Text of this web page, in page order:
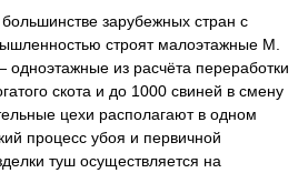
зарубежных стран с
строят малоэтажные М.
из расчёта переработки
скота и до 1000 свиней в смену
цехи располагают в одном
процесс убоя и первичной
туш осуществляется на